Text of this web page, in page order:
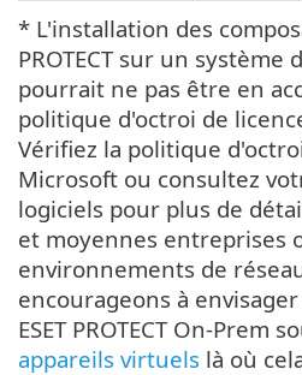
* L'installation des
PROTECT sur un
pourrait ne pas être en
politique d'octroi de
Vérifiez la politique
Microsoft ou consultez
logiciels pour plus de
et moyennes entreprises
environnements de
encourageons à
ESET PROTECT On-Prem
appareils virtuels là où